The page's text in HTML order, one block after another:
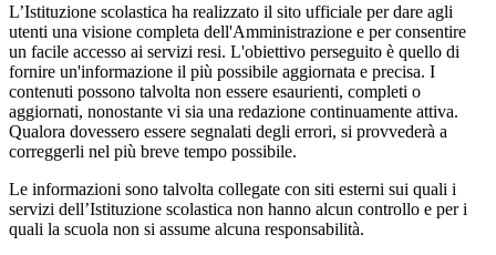
L’Istituzione scolastica ha realizzato il sito ufficiale per dare agli
utenti una visione completa dell'Amministrazione e per consentire
un facile accesso ai servizi resi. L'obiettivo perseguito è quello di
fornire un'informazione il più possibile aggiornata e precisa. I
contenuti possono talvolta non essere esaurienti, completi o
aggiornati, nonostante vi sia una redazione continuamente attiva.
Qualora dovessero essere segnalati degli errori, si provvederà a
correggerli nel più breve tempo possibile.
Le informazioni sono talvolta collegate con siti esterni sui quali i
servizi dell’Istituzione scolastica non hanno alcun controllo e per i
quali la scuola non si assume alcuna responsabilità.